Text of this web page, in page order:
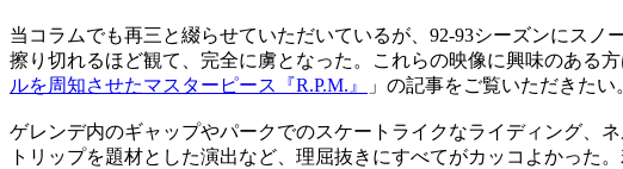
当コラムでも再三と綴らせていただいているが、92-93シーズンにス
擦り切れるほど観て、完全に虜となった。これらの映像に興味のある方
ルを周知させたマスターピース『R.P.M.』
」の記事をご覧いただきたい
ゲレンデ内のギャップやパークでのスケートライクなライディング、
トリップを題材とした演出など、理屈抜きにすべてがカッコよかっ